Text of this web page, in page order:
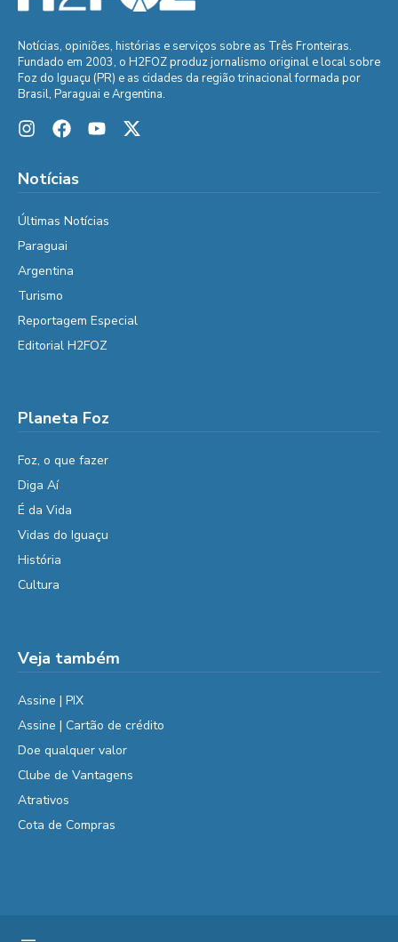
Notícias, opiniões, histórias e serviços sobre as Três Fronteiras.
Fundado em 2003, o H2FOZ produz jornalismo original e local sobre
Foz do Iguaçu (PR) e as cidades da região trinacional formada por
Brasil, Paraguai e Argentina.
Notícias
Últimas Notícias
Paraguai
Argentina
Turismo
Reportagem Especial
Editorial H2FOZ
Planeta Foz
Foz, o que fazer
Diga Aí
É da Vida
Vidas do Iguaçu
História
Cultura
Veja também
Assine | PIX
Assine | Cartão de crédito
Doe qualquer valor
Clube de Vantagens
Atrativos
Cota de Compras